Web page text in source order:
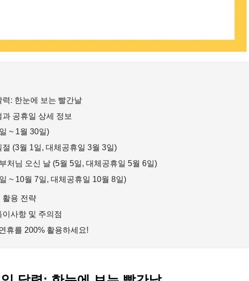
: 한눈에 보는 빨간날
공휴일 상세 정보
~ 1월 30일)
절 (3월 1일, 대체공휴일 3월 3일)
처님 오신 날 (5월 5일, 대체공휴일 5월 6일)
~ 10월 7일, 대체공휴일 10월 8일)
활용 전략
사항 및 주의점
휴를 200% 활용하세요!